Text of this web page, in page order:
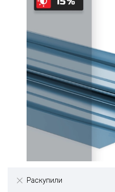
Раскупили